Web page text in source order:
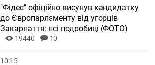
"Фідес" офіційно висунув кандидатку
до Європарламенту від угорців
Закарпаття: всі подробиці (ФОТО)
19440 10
10:15